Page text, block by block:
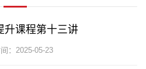
升课程第十三讲
：2025-05-23